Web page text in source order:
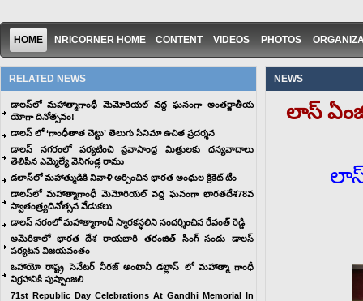
HOME NRICORNER HOME CONTENT VIDEOS PHOTOS
RELATED NEWS
డాలస్‌లో మహాత్మాగాంధీ మెమోరియల్ వద్ద ఘనంగా అంతర్జాతీయ
యోగా దినోత్సవం!
డాలస్ లో ‘గాంధీతాత చెట్టు’ తెలుగు సినిమా ఉచిత ప్రదర్శన
డాలస్ నగరంలో పర్యటించి ప్రవాసాంధ్ర మిత్రులకు ధన్యవాదాలు
తెలిపిన ఎమ్మెల్యే వెనిగండ్ల రాము
డలాస్‌లో మహాత్ముడికి నివాళి అర్పించిన భారత అంధుల క్రికెట్ టీం
డాలస్‌లో మహాత్మాగాంధీ మెమోరియల్ వద్ద ఘనంగా భారతదేశ78వ
స్వాతంత్ర్యదినోత్సవ వేడుకలు
డాలస్ నరంలో మహాత్మాగాంధీ స్మారకస్థలిని సందర్శించిన రేవంత్ రెడ్డి
అమెరికాలో భారత దేశ రాయబారి తరంజిత్ సింగ్ సందు డాలస్
పర్యటన విజయవంతం
ఒహాయో రాష్ట్ర సెనేటర్ నీరజ్ అంటానీ డల్లాస్ లో మహాత్మా గాంధీ
విగ్రహానికి పుష్పాంజలి
71st Republic Day Celebrations At Gandhi Memorial In
NEWS
లాస్